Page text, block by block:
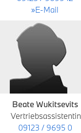
»E-Mail
Beate Wukitsevits
Vertriebsassistentin
09123 / 9695 0